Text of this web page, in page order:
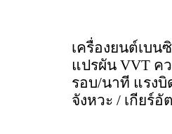
เครื่องยนต์เบน
แปรผัน VVT ค
รอบ/นาที แรงบิ
จังหวะ / เกียร์